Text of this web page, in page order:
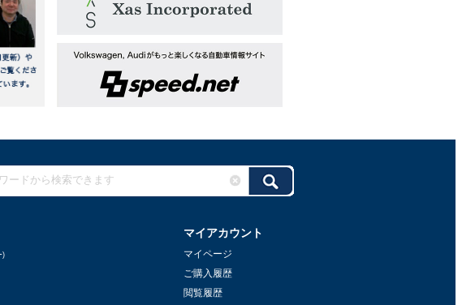
)
マイアカウント
マイページ
ご購入履歴
閲覧履歴